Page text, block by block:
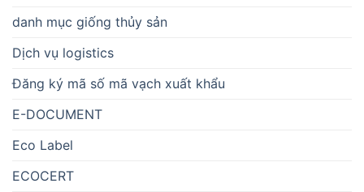
danh mục giống thủy sản
Dịch vụ logistics
Đăng ký mã số mã vạch xuất khẩu
E-DOCUMENT
Eco Label
ECOCERT